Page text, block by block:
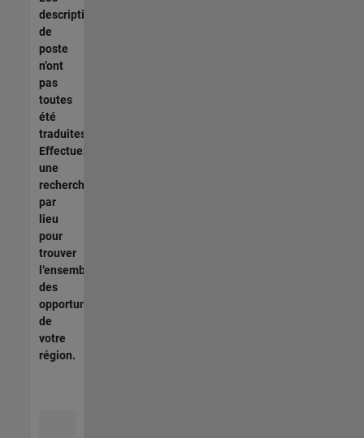
descriptions
de
poste
n’ont
pas
toutes
été
traduites.
Effectuez
une
recherche
par
lieu
pour
trouver
l’ensemble
des
opportunités
de
votre
région.